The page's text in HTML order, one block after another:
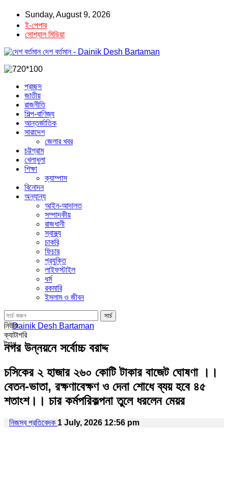
Sunday, August 9, 2026
ই-পেপার
সোশ্যাল মিডিয়া
দেশ বর্তমান - Dainik Desh Bartaman
প্রচ্ছদ
জাতীয়
রাজনীতি
শিল্প-বাণিজ্য
আন্তর্জাতিক
সারাদেশ
জেলার খবর
চট্টগ্রাম
খেলাধুলা
শিক্ষা
ক্যাম্পাস
বিনোদন
অন্যান্য
আইন-আদালত
সম্পাদকীয়
রাজধানী
স্বাস্থ্য
চাকরি
ফিচার
প্রযুক্তি
লাইফস্টাইল
ধর্ম
রকমারি
ইসলাম ও জীবন
নিউজ
ক্যাটাগরি
ট্যাগ
নগর উন্নয়নে সর্বোচ্চ বরাদ্দ
চসিকের ২ হাজার ২৬০ কোটি টাকার বাজেট ঘোষণা ।।
বেতন-ভাতা, রক্ষণাবেক্ষণ ও দেনা শোধে ব্যয় হবে ৪৫
শতাংশ।। চার কর্মপরিকল্পনা তুলে ধরলেন মেয়র
নিজস্ব প্রতিবেদক 1 July, 2026 12:56 pm